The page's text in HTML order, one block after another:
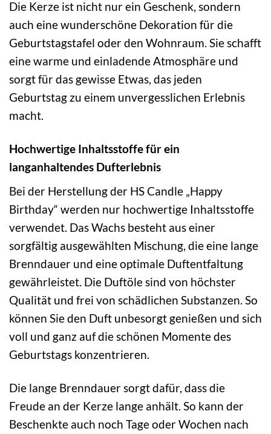
Die Kerze ist nicht nur ein Geschenk, sondern
auch eine wunderschöne Dekoration für die
Geburtstagstafel oder den Wohnraum. Sie schafft
eine warme und einladende Atmosphäre und
sorgt für das gewisse Etwas, das jeden
Geburtstag zu einem unvergesslichen Erlebnis
macht.
Hochwertige Inhaltsstoffe für ein
langanhaltendes Dufterlebnis
Bei der Herstellung der HS Candle „Happy
Birthday“ werden nur hochwertige Inhaltsstoffe
verwendet. Das Wachs besteht aus einer
sorgfältig ausgewählten Mischung, die eine lange
Brenndauer und eine optimale Duftentfaltung
gewährleistet. Die Duftöle sind von höchster
Qualität und frei von schädlichen Substanzen. So
können Sie den Duft unbesorgt genießen und sich
voll und ganz auf die schönen Momente des
Geburtstags konzentrieren.
Die lange Brenndauer sorgt dafür, dass die
Freude an der Kerze lange anhält. So kann der
Beschenkte auch noch Tage oder Wochen nach